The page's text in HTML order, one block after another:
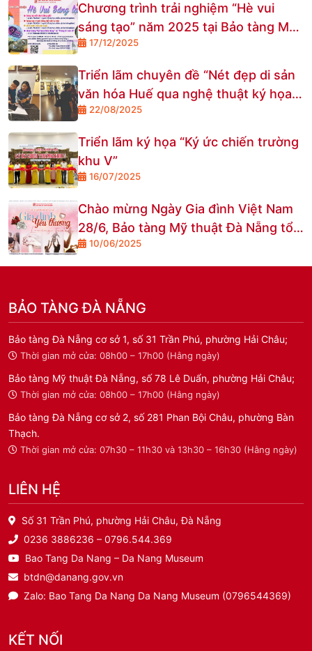
Chương trình trải nghiệm “Hè vui
sáng tạo” năm 2025 tại Bảo tàng Mỹ
thuật Đà Nẵng
17/12/2025
Triển lãm chuyên đề “Nét đẹp di sản
văn hóa Huế qua nghệ thuật ký họa”
tại Bảo tàng Mỹ thuật Đà Nẵng
22/08/2025
Triển lãm ký họa “Ký ức chiến trường
khu V”
16/07/2025
Chào mừng Ngày Gia đình Việt Nam
28/6, Bảo tàng Mỹ thuật Đà Nẵng tổ
chức cuộc thi và triển lãm ảnh online
với chủ đề “Gia đình yêu thương”
10/06/2025
BẢO TÀNG ĐÀ NẴNG
Bảo tàng Đà Nẵng cơ sở 1, số 31 Trần Phú, phường Hải Châu;
Thời gian mở cửa: 08h00 – 17h00 (Hằng ngày)
Bảo tàng Mỹ thuật Đà Nẵng, số 78 Lê Duẩn, phường Hải Châu;
Thời gian mở cửa: 08h00 – 17h00 (Hằng ngày)
Bảo tàng Đà Nẵng cơ sở 2, số 281 Phan Bội Châu, phường Bàn
Thạch.
Thời gian mở cửa: 07h30 – 11h30 và 13h30 – 16h30 (Hằng ngày)
LIÊN HỆ
Số 31 Trần Phú, phường Hải Châu, Đà Nẵng
0236 3886236 – 0796.544.369
Bao Tang Da Nang – Da Nang Museum
btdn@danang.gov.vn
Zalo: Bao Tang Da Nang Da Nang Museum (0796544369)
KẾT NỐI